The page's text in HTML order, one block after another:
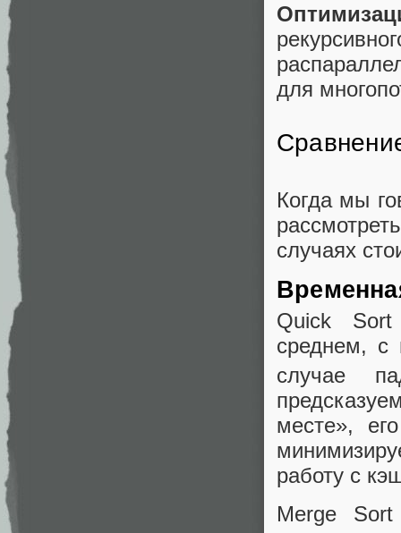
для
Когда мы
случаях
Quick Sort
среднем, с
случае
месте»,
работу с
Merge